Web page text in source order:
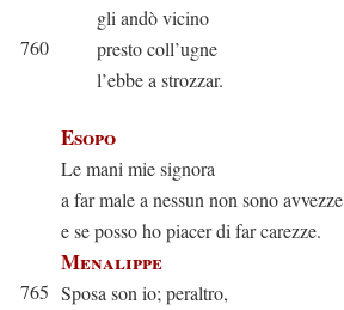
gli andò vicino
760
presto coll’ugne
l’ebbe a strozzar.
Esopo
Le mani mie signora
a far male a nessun non sono avvezze
e se posso ho piacer di far carezze.
Menalippe
765 Sposa son io; peraltro,